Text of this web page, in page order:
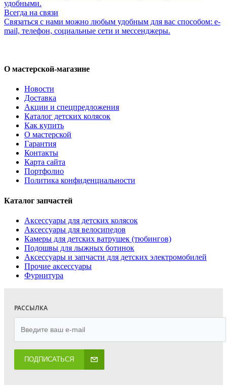
удобными.
Всегда на связи
Связаться с нами можно любым удобным для вас способом: e-
mail, телефон, социальные сети и мессенджеры.
О мастерской-магазине
Новости
Доставка
Акции и спецпредложения
Каталог детских колясок
Как купить
О мастерской
Гарантия
Контакты
Карта сайта
Портфолио
Политика конфиденциальности
Каталог запчастей
Аксессуары для детских колясок
Аксессуары для велосипедов
Камеры для детских ватрушек (тюбингов)
Подошвы для лыжных ботинок
Аксессуары и запчасти для детских электромобилей
Прочие аксессуары
Фурнитура
РАССЫЛКА
ПОДПИСАТЬСЯ